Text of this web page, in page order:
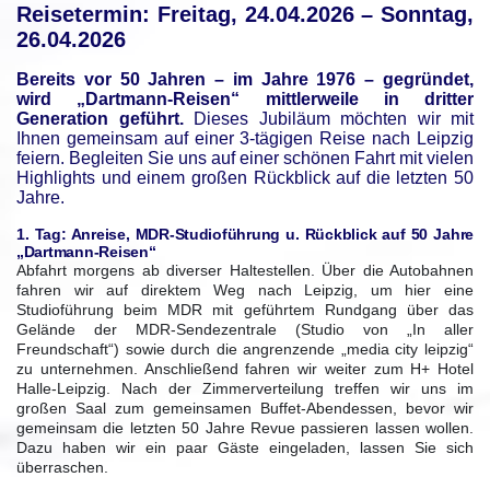
Reisetermin: Freitag, 24.04.2026 – Sonntag,
26.04.2026
Bereits vor 50 Jahren – im Jahre 1976 – gegründet,
wird „Dartmann-Reisen“ mittlerweile in dritter
Generation geführt.
Dieses Jubiläum möchten wir mit
Ihnen gemeinsam auf einer 3-tägigen Reise nach Leipzig
feiern. Begleiten Sie uns auf einer schönen Fahrt mit vielen
Highlights und einem großen Rückblick auf die letzten 50
Jahre.
1. Tag: Anreise, MDR-Studioführung u. Rückblick auf 50 Jahre
„Dartmann-Reisen“
Abfahrt morgens ab diverser Haltestellen. Über die Autobahnen
fahren wir auf direktem Weg nach Leipzig, um hier eine
Studioführung beim MDR mit geführtem Rundgang über das
Gelände der MDR-Sendezentrale (Studio von „In aller
Freundschaft“) sowie durch die angrenzende „media city leipzig“
zu unternehmen. Anschließend fahren wir weiter zum H+ Hotel
Halle-Leipzig. Nach der Zimmerverteilung treffen wir uns im
großen Saal zum gemeinsamen Buffet-Abendessen, bevor wir
gemeinsam die letzten 50 Jahre Revue passieren lassen wollen.
Dazu haben wir ein paar Gäste eingeladen, lassen Sie sich
überraschen.